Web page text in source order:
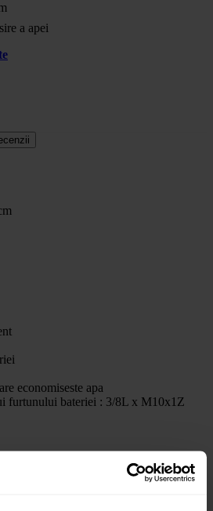
a apei
economiseste apa
furtunului bateriei : 3/8L x M10x1Z